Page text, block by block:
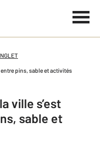
pins, sable et activités
ville s’est
sable et